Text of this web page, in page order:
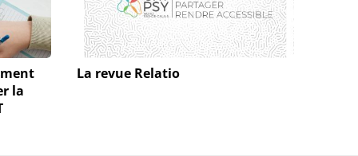
la
La revue Relatio